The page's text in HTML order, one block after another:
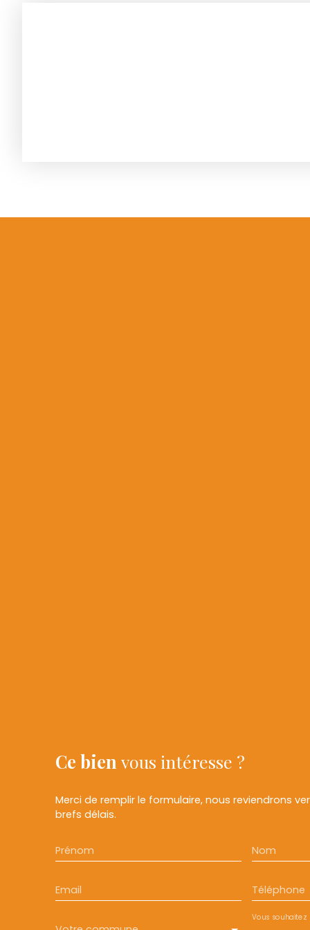
Ce bien vous intéresse ?
Merci de remplir le formulaire, nous reviendrons
brefs délais.
Prénom Nom
Email Téléphone
Vous souhaitez